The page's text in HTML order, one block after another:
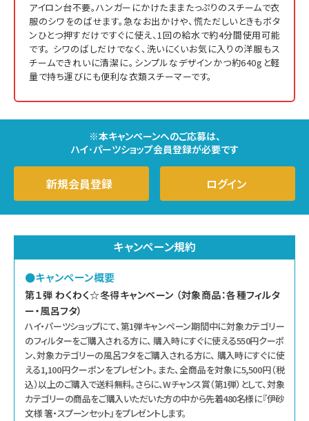
アイロン台不要。ハンガーにかけたままたっぷりのスチームで衣
服のシワをのばせます。急なお出かけや、慌ただしいときもボタ
ンひとつ押すだけですぐに使え、1回の給水で約4分間使用可能
です。 シワのばしだけでなく、洗いにくいお気に入りの洋服もス
チームできれいに清潔に。シンプルなデザインかつ約640gと軽
量で持ち運びにも便利な衣類スチーマーです。
※本キャンペーンへのご応募は、
ハイ･パーツショップ会員登録が必要です
新規会員登録 ログイン
キャンペーン規約
●キャンペーン概要
第１弾 わくわく☆冬得キャンペーン （対象商品：各種フィルタ
ー・風呂フタ）
ハイ・パーツショップにて、第1弾キャンペーン期間中に対象カテゴリー
のフィルターをご購入される方に、 購入時にすぐに使える550円クーポ
ン、対象カテゴリーの風呂フタをご購入される方に、 購入時にすぐに使
える1,100円クーポンをプレゼント。また、全商品を対象に5,500円（税
込）以上のご購入で送料無料。さらに、Wチャンス賞（第1弾）として、対象
カテゴリーの商品をご購入いただいた方の中から先着480名様に『伊砂
文様 箸・スプーンセット』をプレゼントします。